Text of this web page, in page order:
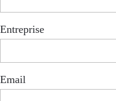
Entreprise
Email